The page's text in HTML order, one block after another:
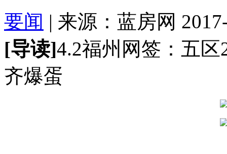
要闻 | 来源：蓝房网
[导读]4.2福州网签：五
齐爆蛋